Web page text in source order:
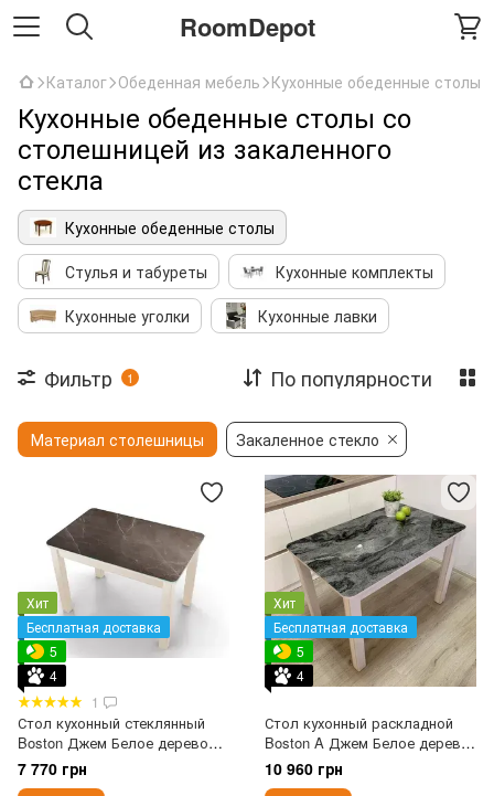
RoomDepot
Каталог Обеденная мебель Кухонные обеденные столы
Кухонные обеденные столы со
столешницей из закаленного
стекла
Кухонные обеденные столы
Стулья и табуреты
Кухонные комплекты
Кухонные уголки
Кухонные лавки
Фильтр 1 По популярности
Материал столешницы Закаленное стекло
Хит
Бесплатная доставка
5
4
1
Стол кухонный стеклянный
Boston Джем Белое дерево
60x90 см
7 770 грн
Хит
Бесплатная доставка
5
4
Стол кухонный раскладной
Boston A Джем Белое дерево
70x110 см
10 960 грн